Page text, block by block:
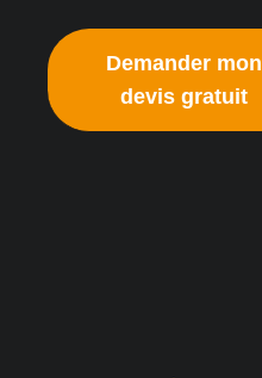
Demander mon
devis gratuit